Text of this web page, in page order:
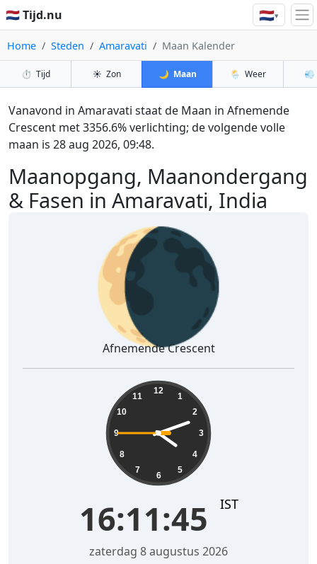
🇳🇱 Tijd.nu 🇳🇱▾
Home Steden Amaravati Maan Kalender
⏱️ Tijd ☀️ Zon 🌙 Maan 🌦️ Weer 💨
Maanopgang, Maanondergang
& Fasen in Amaravati, India
Vanavond in Amaravati staat de Maan in Afnemende
Crescent met 3356.6% verlichting; de volgende volle
maan is 28 aug 2026, 09:48.
🌘
Afnemende Crescent
12
1
2
3
4
5
6
7
8
9
10
11
16:11:46 IST
zaterdag 8 augustus 2026